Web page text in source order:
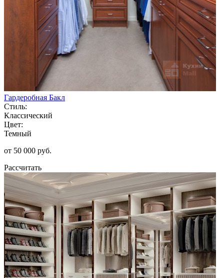
Гардеробная Бакл
Стиль:
Классический
Цвет:
Темный
от 50 000 руб.
Рассчитать